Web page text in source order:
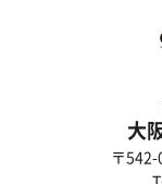
大
〒542-